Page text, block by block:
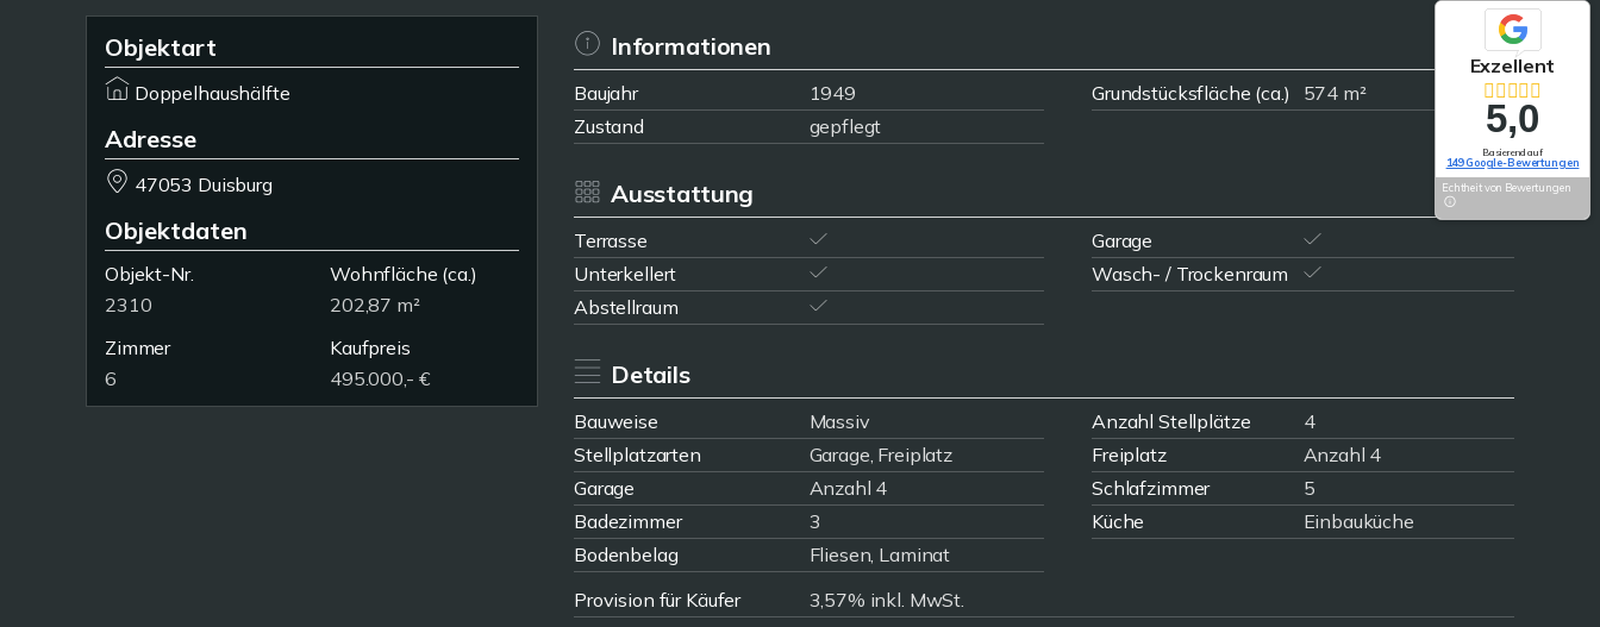
Objektart
Doppelhaushälfte
Adresse
47053 Duisburg
Objektdaten
Objekt-Nr.
2310
Wohnfläche (ca.)
202,87 m²
Zimmer
6
Kaufpreis
495.000,- €
Informationen
Baujahr 1949 Grundstücksfläche (ca.)
574 m²
Zustand
gepflegt
Ausstattung
Terrasse
Garage
Unterkellert
Wasch- / Trockenraum
Abstellraum
Details
Bauweise Massiv Anzahl Stellplätze
4
Stellplatzarten
Garage, Freiplatz Freiplatz
Anzahl 4
Garage
Anzahl 4 Schlafzimmer
5
Badezimmer
3 Küche
Einbauküche
Bodenbelag
Fliesen, Laminat
Provision für Käufer
3,57% inkl. MwSt.
Exzellent
5,0
Basierend auf
149 Google-Bewertungen
Echtheit von Bewertungen